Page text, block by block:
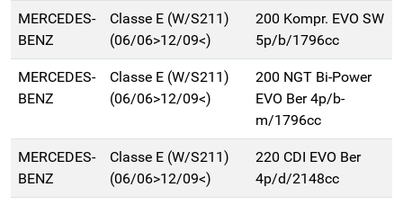
MERCEDES-
BENZ
Classe E (W/S211)
(06/06>12/09<)
200 Kompr. EVO SW
5p/b/1796cc
MERCEDES-
BENZ
Classe E (W/S211)
(06/06>12/09<)
200 NGT Bi-Power
EVO Ber 4p/b-
m/1796cc
MERCEDES-
BENZ
Classe E (W/S211)
(06/06>12/09<)
220 CDI EVO Ber
4p/d/2148cc